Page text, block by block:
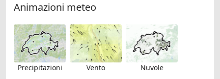
Animazioni meteo
Precipitazioni Vento Nuvole